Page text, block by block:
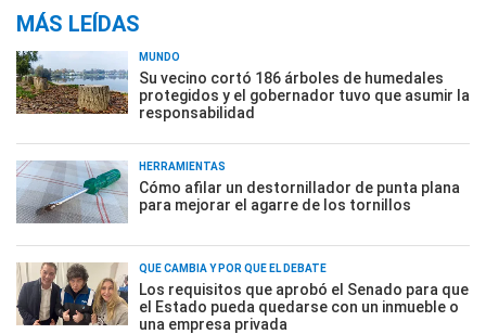
MÁS LEÍDAS
MUNDO
Su vecino cortó 186 árboles de humedales
protegidos y el gobernador tuvo que asumir la
responsabilidad
HERRAMIENTAS
Cómo afilar un destornillador de punta plana
para mejorar el agarre de los tornillos
QUÉ CAMBIA Y POR QUÉ EL DEBATE
Los requisitos que aprobó el Senado para que
el Estado pueda quedarse con un inmueble o
una empresa privada